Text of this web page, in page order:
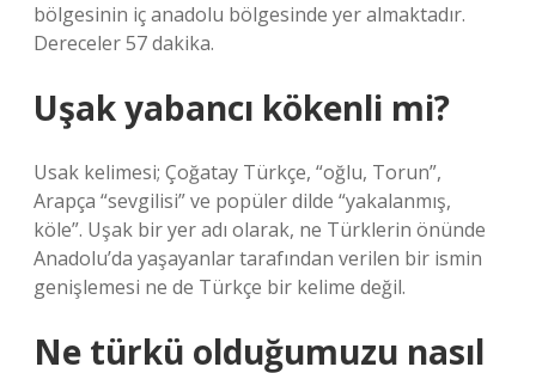
bölgesinin iç anadolu bölgesinde yer almaktadır.
Dereceler 57 dakika.
Uşak yabancı kökenli mi?
Usak kelimesi; Çoğatay Türkçe, “oğlu, Torun”,
Arapça “sevgilisi” ve popüler dilde “yakalanmış,
köle”. Uşak bir yer adı olarak, ne Türklerin önünde
Anadolu’da yaşayanlar tarafından verilen bir ismin
genişlemesi ne de Türkçe bir kelime değil.
Ne türkü olduğumuzu nasıl